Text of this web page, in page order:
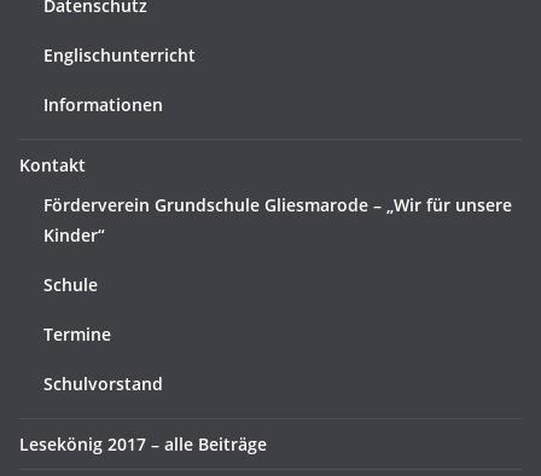
Datenschutz
Englischunterricht
Informationen
Kontakt
Förderverein Grundschule Gliesmarode – „Wir für unsere
Kinder“
Schule
Termine
Schulvorstand
Lesekönig 2017 – alle Beiträge